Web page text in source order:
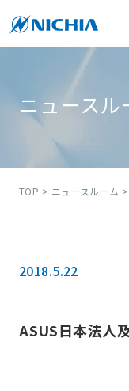
ニュースル
TOP > ニュースルーム >
2018.5.22
ASUS日本法人